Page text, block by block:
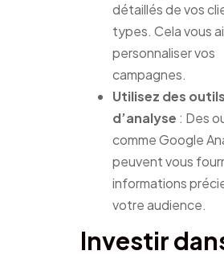
détaillés de vos
types. Cela vous
personnaliser vos
campagnes.
Utilisez des outils
d’analyse : Des
comme Google
peuvent vous
informations
votre audience.
Investir